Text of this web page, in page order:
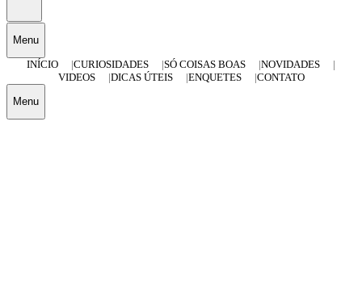
Menu
INÍCIO
CURIOSIDADES SÓ COISAS BOAS
NOVIDADES
VIDEOS
DICAS ÚTEIS ENQUETES CONTATO
Menu